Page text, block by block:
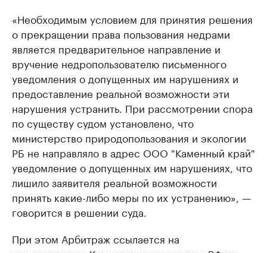
«Необходимым условием для принятия решения
о прекращении права пользования недрами
является предварительное направление и
вручение недропользователю письменного
уведомления о допущенных им нарушениях и
предоставление реальной возможности эти
нарушения устранить. При рассмотрении спора
по существу судом установлено, что
министерство природопользования и экологии
РБ не направляло в адрес ООО "Каменный край"
уведомление о допущенных им нарушениях, что
лишило заявителя реальной возможности
принять какие-либо меры по их устранению», —
говорится в решении суда.
При этом Арбитраж ссылается на